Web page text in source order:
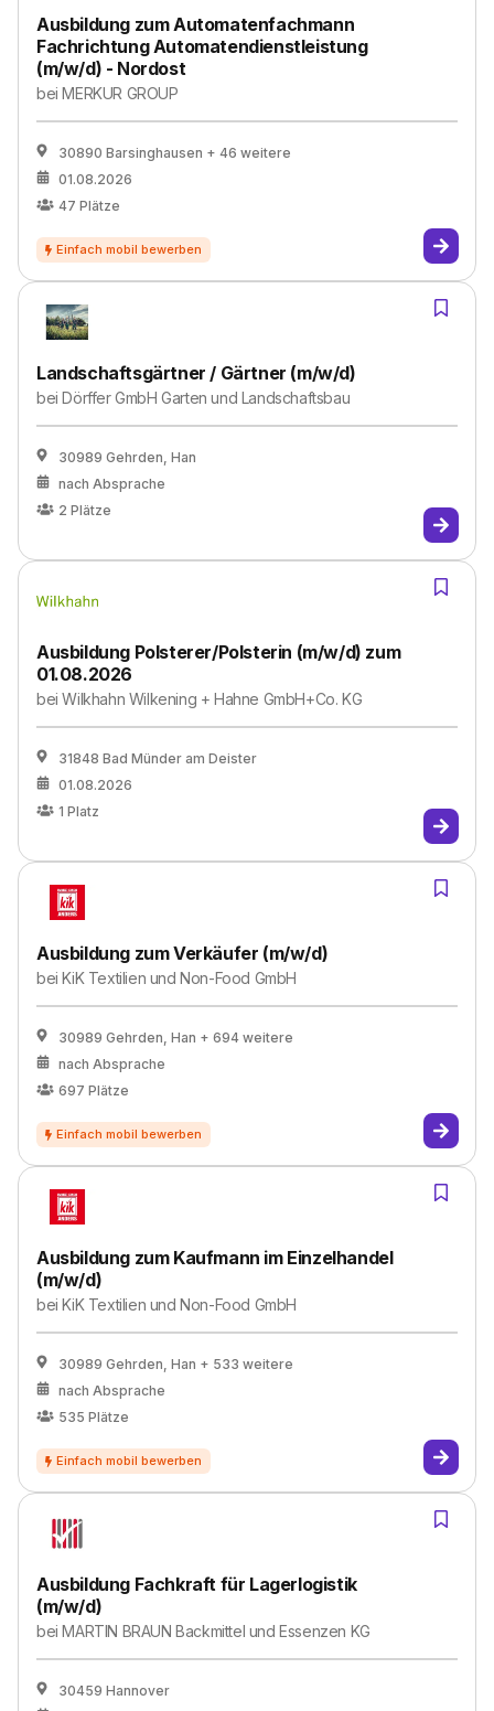
Ausbildung zum Automatenfachmann
Fachrichtung Automatendienstleistung
(m/w/d) - Nordost
beiMERKUR GROUP
30890 Barsinghausen + 46 weitere
01.08.2026
47 Plätze
Landschaftsgärtner / Gärtner (m/w/d)
beiDörffer GmbH Garten und Landschaftsbau
30989 Gehrden, Han
nach Absprache
2 Plätze
Ausbildung Polsterer/Polsterin (m/w/d) zum
01.08.2026
beiWilkhahn Wilkening + Hahne GmbH+Co. KG
31848 Bad Münder am Deister
01.08.2026
1 Platz
Ausbildung zum Verkäufer (m/w/d)
beiKiK Textilien und Non-Food GmbH
30989 Gehrden, Han + 694 weitere
nach Absprache
697 Plätze
Ausbildung zum Kaufmann im Einzelhandel
(m/w/d)
beiKiK Textilien und Non-Food GmbH
30989 Gehrden, Han + 533 weitere
nach Absprache
535 Plätze
Ausbildung Fachkraft für Lagerlogistik
(m/w/d)
beiMARTIN BRAUN Backmittel und Essenzen KG
30459 Hannover